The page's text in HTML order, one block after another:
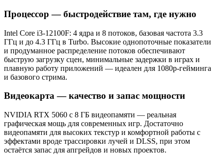
Процессор — быстродействие там, где нужно
Intel Core i3-12100F: 4 ядра и 8 потоков, базовая частота 3.3
ГГц и до 4.3 ГГц в Turbo. Высокие однопоточные показатели
и продуманное распределение потоков обеспечивают
быструю загрузку сцен, минимальные задержки в играх и
плавную работу приложений — идеален для 1080p-гейминга
и базового стрима.
Видеокарта — качество и запас мощности
NVIDIA RTX 5060 с 8 ГБ видеопамяти — реальная
графическая мощь для современных игр. Достаточно
видеопамяти для высоких текстур и комфортной работы с
эффектами вроде трассировки лучей и DLSS, при этом
остаётся запас для апгрейдов и новых проектов.